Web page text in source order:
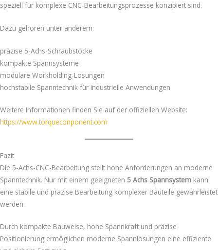
speziell für komplexe CNC-Bearbeitungsprozesse konzipiert sind.
Dazu gehören unter anderem:
präzise 5-Achs-Schraubstöcke
kompakte Spannsysteme
modulare Workholding-Lösungen
hochstabile Spanntechnik für industrielle Anwendungen
Weitere Informationen finden Sie auf der offiziellen Website:
https://www.torqueconponent.com
Fazit
Die 5-Achs-CNC-Bearbeitung stellt hohe Anforderungen an moderne
Spanntechnik. Nur mit einem geeigneten 5 Achs Spannsystem kann
eine stabile und präzise Bearbeitung komplexer Bauteile gewährleistet
werden.
Durch kompakte Bauweise, hohe Spannkraft und präzise
Positionierung ermöglichen moderne Spannlösungen eine effiziente